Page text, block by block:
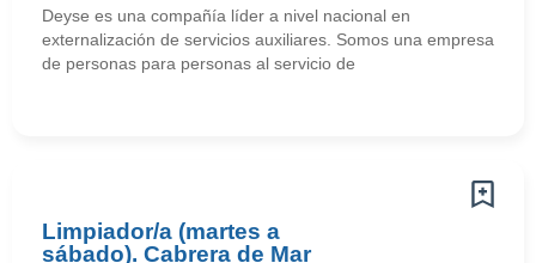
Deyse es una compañía líder a nivel nacional en
externalización de servicios auxiliares. Somos una empresa
de personas para personas al servicio de
Limpiador/a (martes a
sábado). Cabrera de Mar